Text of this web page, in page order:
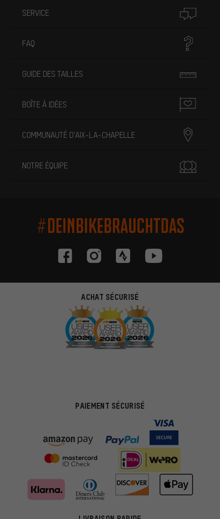
SERVICE
FAQ
GUIDE DES TAILLES
BOÎTE À IDÉES
COMMUNAUTÉ D'AIX-LA-CHAPELLE
NOTRE ÉQUIPE
#DEINBIKEBRAUCHTDAS
ACHAT SÉCURISÉ
PAIEMENT SÉCURISÉ